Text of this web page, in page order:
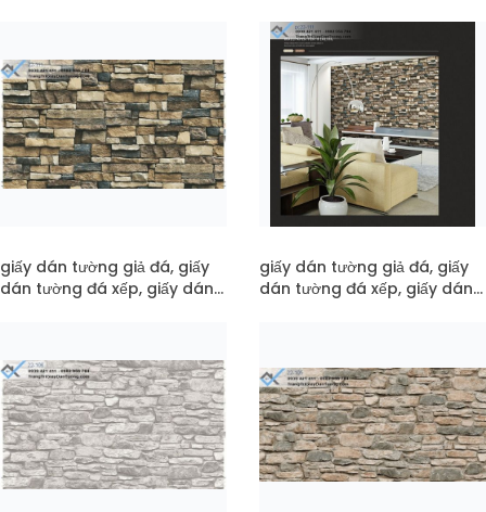
giấy dán tường giả đá, giấy
dán tường đá xếp, giấy dán
giấy dán tường giả đá, giấy
dán tường đá xếp, giấy dán